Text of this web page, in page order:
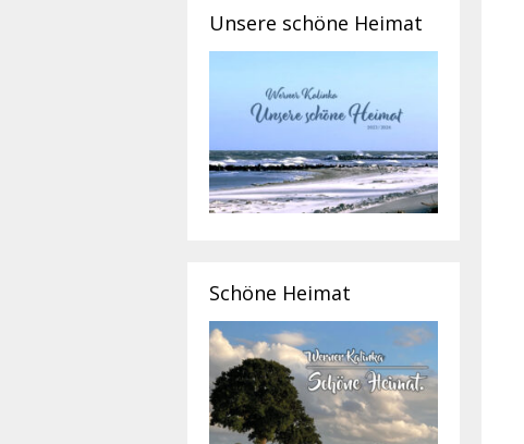
Unsere schöne Heimat
Schöne Heimat